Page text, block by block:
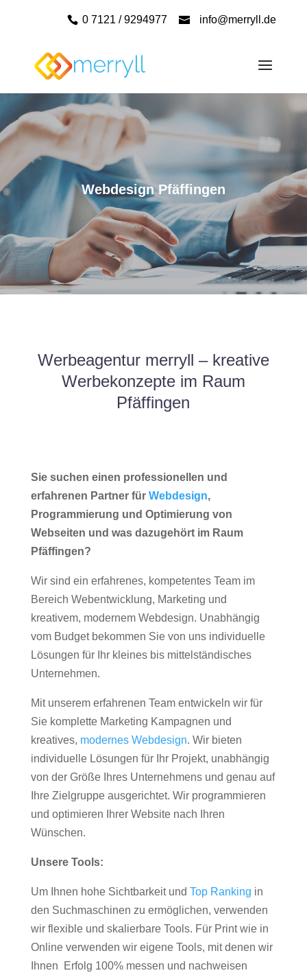
0 7121 / 9294977 info@merryll.de
Webdesign Pfäffingen
Werbeagentur merryll – kreative
Werbekonzepte im Raum
Pfäffingen
Sie suchen einen professionellen und
erfahrenen Partner für Webdesign,
Programmierung und Optimierung von
Webseiten und was dazugehört im Raum
Pfäffingen?
Wir sind ein erfahrenes, kompetentes Team im
Bereich Webentwicklung, Marketing und
kreativem, modernem Webdesign. Unabhängig
vom Budget bekommen Sie von uns individuelle
Lösungen für Ihr kleines bis mittelständisches
Unternehmen.
Mit unserem erfahrenen Team entwickeln wir für
Sie komplette Marketing Kampagnen und
kreatives, modernes Webdesign. Wir bieten
individuelle Lösungen für Ihr Projekt, unabhängig
von der Größe Ihres Unternehmens und genau auf
Ihre Zielgruppe ausgerichtet. Wir programmieren
und optimieren Ihrer Website nach Ihren
Wünschen.
Unsere Tools:
Um Ihnen hohe Sichtbarkeit und Top Ranking in
den Suchmaschinen zu ermöglichen, verwenden
wir flexible und skalierbare Tools. Für Print wie in
Online verwenden wir eigene Tools, mit denen wir
Ihnen Erfolg 100% messen und nachweisen